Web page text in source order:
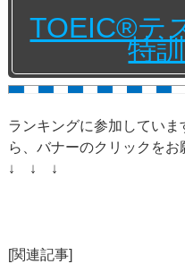
TOEIC®テ
特
ランキングに参加してい
ら、バナーのクリックをお
↓ ↓ ↓
[関連記事]